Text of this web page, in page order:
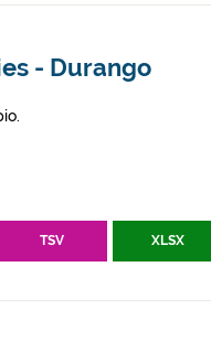
- Durango
TSV XLSX